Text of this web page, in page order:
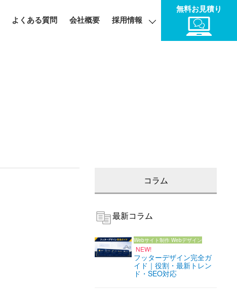
よくある質問 会社概要 採用情報
無料お見積り
コラム
最新コラム
Webサイト制作 Webデザイン
NEW!
フッターデザイン完全ガ
イド｜役割・最新トレン
ド・SEO対応